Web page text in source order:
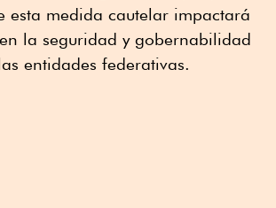
esta medida cautelar impactará
la seguridad y gobernabilidad
entidades federativas.